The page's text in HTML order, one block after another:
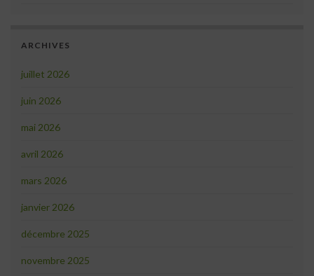
ARCHIVES
juillet 2026
juin 2026
mai 2026
avril 2026
mars 2026
janvier 2026
décembre 2025
novembre 2025